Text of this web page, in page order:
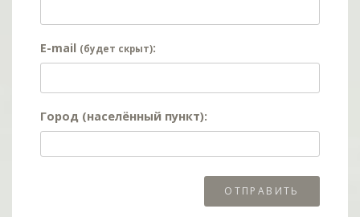
E-mail (будет скрыт):
Город (населённый пункт):